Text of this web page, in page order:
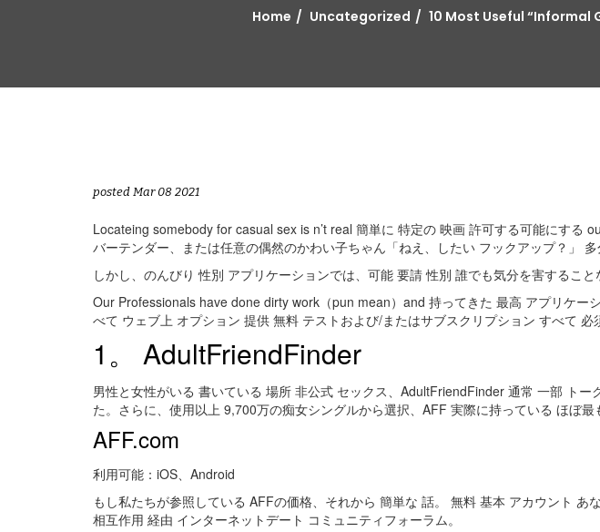
Home Uncategorized 10 Most Useful “Informal
posted Mar 08 2021
Locateing somebody for casual sex is n’t real 簡単に 特定の 映画 許可する可能にする
バーテンダー、または任意の偶然のかわい子ちゃん「ねえ、したい フックアップ？」
しかし、のんびり 性別 アプリケーションでは、可能 要請 性別 誰でも気分を害すること
Our Professionals have done dirty work（pun mean）and 持ってきた 最高 アプリケ
べて ウェブ上 オプション 提供 無料 テストおよび/またはサブスクリプション すべて 必
1。 AdultFriendFinder
男性と女性がいる 書いている 場所 非公式 セックス、AdultFriendFinder 通常 一部 ト
た。さらに、使用以上 9,700万の痴女シングルから選択、AFF 実際に持っている ほぼ最
AFF.com
利用可能：iOS、Android
もし私たちが参照している AFFの価格、それから 簡単な 話。 無料 基本 アカウント
相互作用 経由 インターネットデート コミュニティフォーラム。